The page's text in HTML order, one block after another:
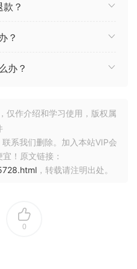
、镶边器、失真、过载和放
何单个切片都可以被替换、调
以作为 MIDI 文件拖到 DAW
个单独的片段都可以作为单
打击乐节拍。
体调谐，也可以使用调谐选
钮重置所选变体的编辑。他
？
？
办？
仅作介绍和学习使用，版权属
系我们删除。加入本站VIP会
！原文链接：
，转载请注明出处。
0